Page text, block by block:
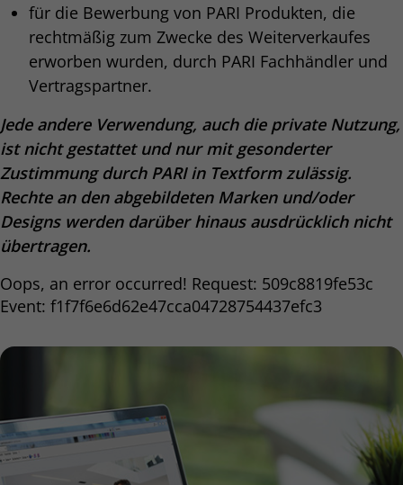
für die Bewerbung von PARI Produkten, die
rechtmäßig zum Zwecke des Weiterverkaufes
erworben wurden, durch PARI Fachhändler und
Vertragspartner.
Jede andere Verwendung, auch die private Nutzung,
ist nicht gestattet und nur mit gesonderter
Zustimmung durch PARI in Textform zulässig.
Rechte an den abgebildeten Marken und/oder
Designs werden darüber hinaus ausdrücklich nicht
übertragen.
Oops, an error occurred! Request: 509c8819fe53c
Event: f1f7f6e6d62e47cca04728754437efc3